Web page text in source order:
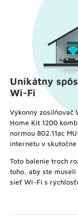
Unikátny
Wi-Fi
Výkonný zosilňovač
Home Kit 1200
normou 802.11ac
internetu v
Toto balenie troch
toho, aby ste
sieť Wi-Fi s